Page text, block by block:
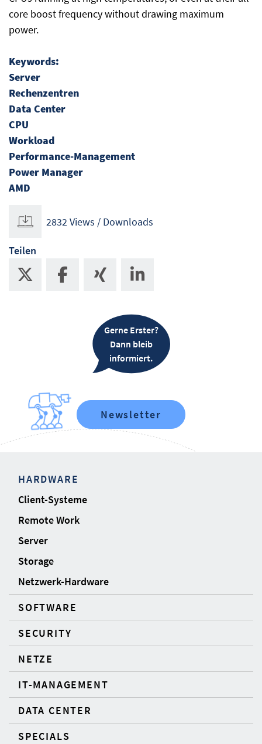
core boost frequency without drawing maximum
power.
Keywords:
Server
Rechenzentren
Data Center
CPU
Workload
Performance-Management
Power Manager
AMD
2832 Views / Downloads
Teilen
Gerne Erster?
Dann bleib
informiert.
Newsletter
HARDWARE
Client-Systeme
Remote Work
Server
Storage
Netzwerk-Hardware
SOFTWARE
SECURITY
NETZE
IT-MANAGEMENT
DATA CENTER
SPECIALS